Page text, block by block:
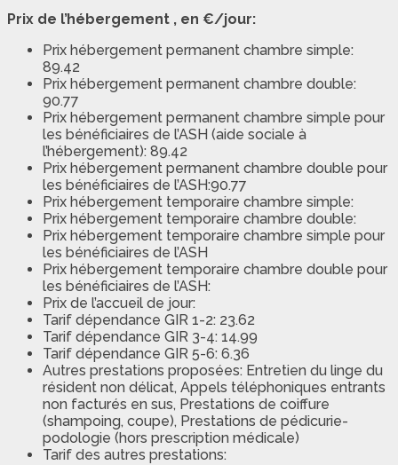
Prix de l’hébergement , en €/jour:
Prix hébergement permanent chambre simple:
89.42
Prix hébergement permanent chambre double:
90.77
Prix hébergement permanent chambre simple pour
les bénéficiaires de l’ASH (aide sociale à
l’hébergement): 89.42
Prix hébergement permanent chambre double pour
les bénéficiaires de l’ASH:90.77
Prix hébergement temporaire chambre simple:
Prix hébergement temporaire chambre double:
Prix hébergement temporaire chambre simple pour
les bénéficiaires de l’ASH
Prix hébergement temporaire chambre double pour
les bénéficiaires de l’ASH:
Prix de l’accueil de jour:
Tarif dépendance GIR 1-2: 23.62
Tarif dépendance GIR 3-4: 14.99
Tarif dépendance GIR 5-6: 6.36
Autres prestations proposées: Entretien du linge du
résident non délicat, Appels téléphoniques entrants
non facturés en sus, Prestations de coiffure
(shampoing, coupe), Prestations de pédicurie-
podologie (hors prescription médicale)
Tarif des autres prestations: